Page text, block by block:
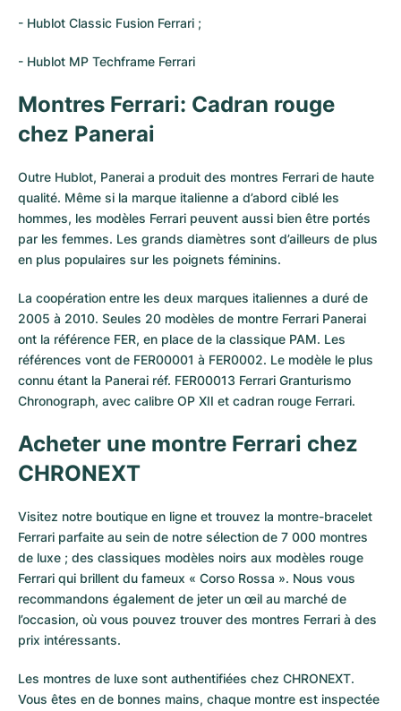
- Hublot Classic Fusion Ferrari ;
- Hublot MP Techframe Ferrari
Montres Ferrari: Cadran rouge
chez Panerai
Outre Hublot, Panerai a produit des montres Ferrari de haute
qualité. Même si la marque italienne a d’abord ciblé les
hommes, les modèles Ferrari peuvent aussi bien être portés
par les femmes. Les grands diamètres sont d’ailleurs de plus
en plus populaires sur les poignets féminins.
La coopération entre les deux marques italiennes a duré de
2005 à 2010. Seules 20 modèles de montre Ferrari Panerai
ont la référence FER, en place de la classique PAM. Les
références vont de FER00001 à FER0002. Le modèle le plus
connu étant la Panerai réf. FER00013 Ferrari Granturismo
Chronograph, avec calibre OP XII et cadran rouge Ferrari.
Acheter une montre Ferrari chez
CHRONEXT
Visitez notre boutique en ligne et trouvez la montre-bracelet
Ferrari parfaite au sein de notre sélection de 7 000 montres
de luxe ; des classiques modèles noirs aux modèles rouge
Ferrari qui brillent du fameux « Corso Rossa ». Nous vous
recommandons également de jeter un œil au marché de
l’occasion, où vous pouvez trouver des montres Ferrari à des
prix intéressants.
Les montres de luxe sont authentifiées chez CHRONEXT.
Vous êtes en de bonnes mains, chaque montre est inspectée